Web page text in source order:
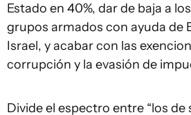
Estado en 40%, dar de baja a
grupos armados con ayuda de
Israel, y acabar con las
corrupción y la evasión de
Divide el espectro entre “los